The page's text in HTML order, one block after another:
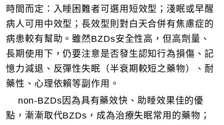
時間而定：入睡困難者可選用短效型；淺眠或早醒
病人可用中效型；長效型則對白天合併有焦慮症的
病患較有幫助。雖然BZDs安全性高，但高劑量、
長期使用下，仍要注意是否發生認知行為損傷、記
憶力減退、反彈性失眠（半衰期較短之藥物）、耐
藥性、心理依賴等副作用。
non-BZDs因為具有藥效快、助睡效果佳的優
點，漸漸取代BZDs，成為治療失眠常用的藥物；